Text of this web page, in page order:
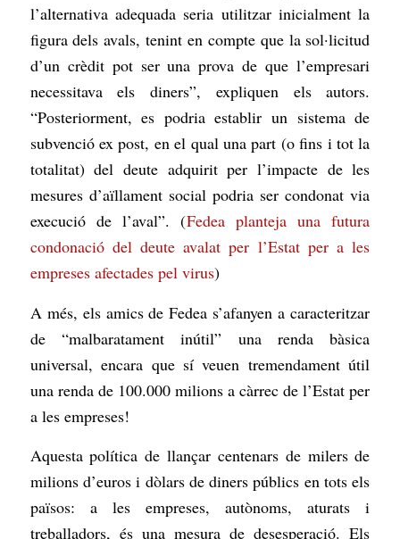
l’alternativa adequada seria utilitzar inicialment la
figura dels avals, tenint en compte que la sol·licitud
d’un crèdit pot ser una prova de que l’empresari
necessitava els diners”, expliquen els autors.
“Posteriorment, es podria establir un sistema de
subvenció ex post, en el qual una part (o fins i tot la
totalitat) del deute adquirit per l’impacte de les
mesures d’aïllament social podria ser condonat via
execució de l’aval”. (Fedea planteja una futura
condonació del deute avalat per l’Estat per a les
empreses afectades pel virus)
A més, els amics de Fedea s’afanyen a caracteritzar
de “malbaratament inútil” una renda bàsica
universal, encara que sí veuen tremendament útil
una renda de 100.000 milions a càrrec de l’Estat per
a les empreses!
Aquesta política de llançar centenars de milers de
milions d’euros i dòlars de diners públics en tots els
països: a les empreses, autònoms, aturats i
treballadors, és una mesura de desesperació. Els